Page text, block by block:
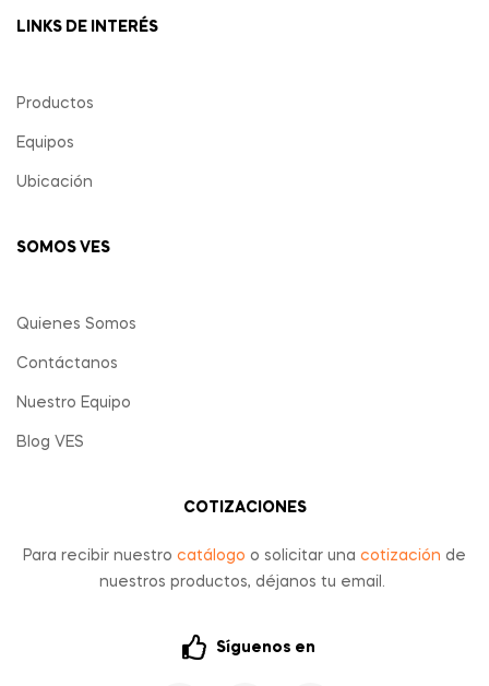
LINKS DE INTERÉS
Productos
Equipos
Ubicación
SOMOS VES
Quienes Somos
Contáctanos
Nuestro Equipo
Blog VES
COTIZACIONES
Para recibir nuestro catálogo o solicitar una cotización de
nuestros productos, déjanos tu email.
Síguenos en